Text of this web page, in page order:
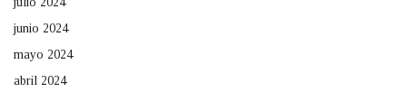
junio 2024
mayo 2024
abril 2024